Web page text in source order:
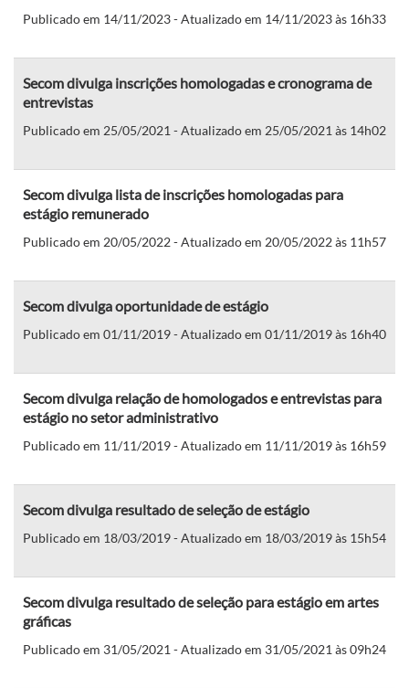
Publicado em 14/11/2023 - Atualizado em 14/11/2023 às 16h33
Secom divulga inscrições homologadas e cronograma de
entrevistas
Publicado em 25/05/2021 - Atualizado em 25/05/2021 às 14h02
Secom divulga lista de inscrições homologadas para
estágio remunerado
Publicado em 20/05/2022 - Atualizado em 20/05/2022 às 11h57
Secom divulga oportunidade de estágio
Publicado em 01/11/2019 - Atualizado em 01/11/2019 às 16h40
Secom divulga relação de homologados e entrevistas para
estágio no setor administrativo
Publicado em 11/11/2019 - Atualizado em 11/11/2019 às 16h59
Secom divulga resultado de seleção de estágio
Publicado em 18/03/2019 - Atualizado em 18/03/2019 às 15h54
Secom divulga resultado de seleção para estágio em artes
gráficas
Publicado em 31/05/2021 - Atualizado em 31/05/2021 às 09h24